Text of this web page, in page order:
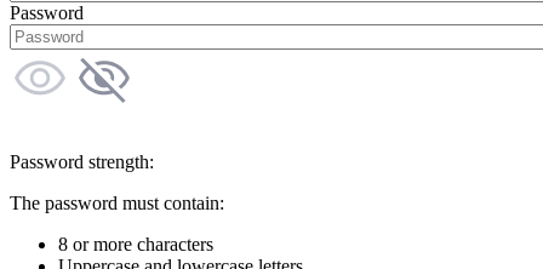
Password
Password strength:
The password must contain:
8 or more characters